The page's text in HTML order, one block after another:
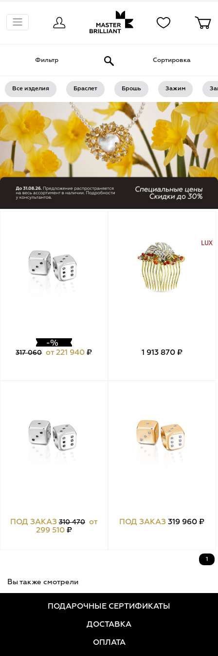
Фильтр Сортировка
Все изделия Браслет Брошь Зажим
317 060 от 221 940 ₽ 1 913 870 ₽
ПОД ЗАКАЗ310 470 от
299 510₽
ПОД ЗАКАЗ319 960 ₽
1
Вы также смотрели
ПОДАРОЧНЫЕ СЕРТИФИКАТЫ
ДОСТАВКА
ОПЛАТА